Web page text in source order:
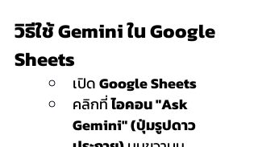
วิธีใช้ Gemini ใน Google
Sheets
เปิด Google Sheets
คลิกที่ ไอคอน "Ask
Gemini" (ปุ่มรูปดาว